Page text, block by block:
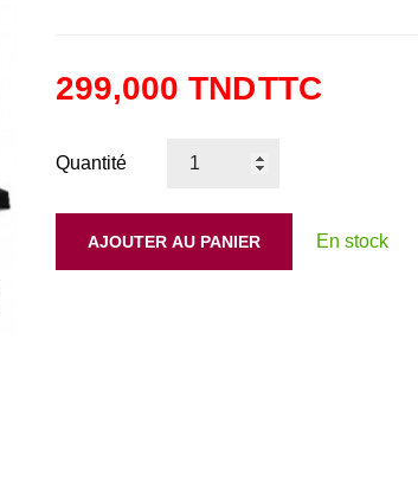
299,000 TNDTTC
Quantité
AJOUTER AU PANIER En stock